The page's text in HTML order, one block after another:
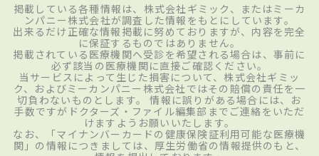
掲載している各種情報は、株式会社ギミック、またはミーカ
ンパニー株式会社が調査した情報をもとにしています。
出来るだけ正確な情報掲載に努めておりますが、内容を完全
に保証するものではありません。
掲載されている医療機関へ受診を希望される場合は、事前に
必ず該当の医療機関に直接ご確認ください。
当サービスによって生じた損害について、株式会社ギミッ
ク、およびミーカンパニー株式会社ではその賠償の責任を一
切負わないものとします。 情報に誤りがある場合には、お
手数ですがドクターズ・ファイル編集部までご連絡をいただ
けますようお願いいたします。
なお、「マイナンバーカードの健康保険証利用可能な医療機
関」の情報につきましては、厚生労働省の情報提供のもと、